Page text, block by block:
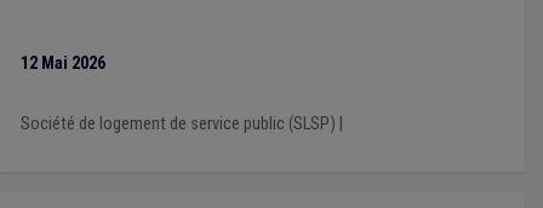
12 Mai 2026
Société de logement de service public (SLSP)